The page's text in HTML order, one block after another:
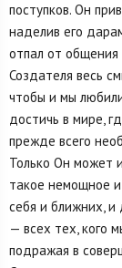
поступков. Он
наделив его
отпал от
Создателя весь
чтобы и мы
достичь в мире,
прежде всего
Только Он может
такое немощное и
себя и ближних, и
— всех тех, кого
подражая в